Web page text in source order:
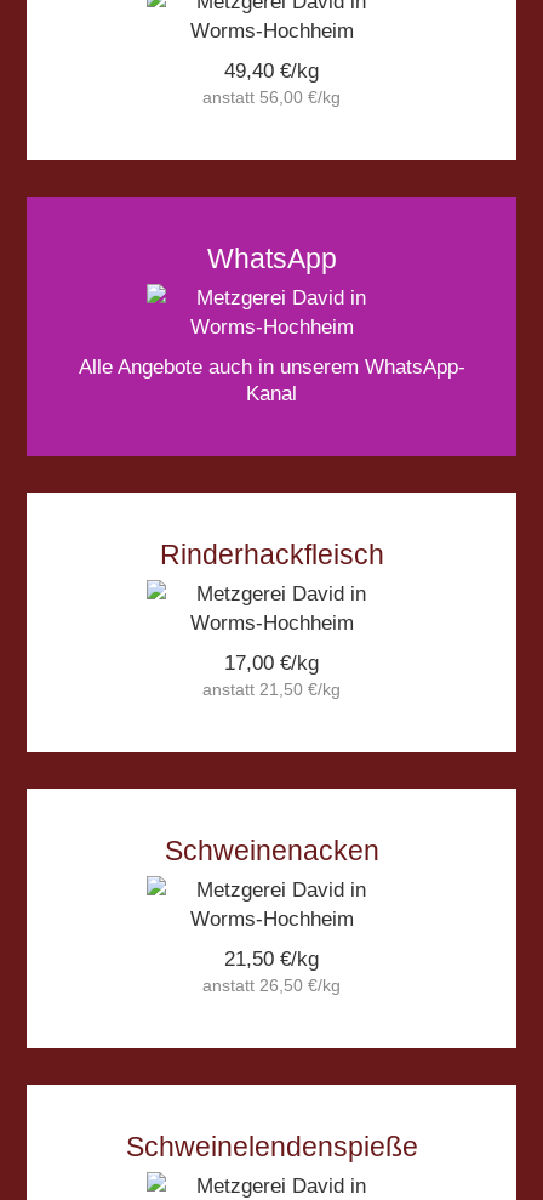
49,40 €/kg
anstatt 56,00 €/kg
WhatsApp
Alle Ange­bote auch in unse­rem Whats­App-
Kanal
Rinder­hack­fleisch
17,00 €/kg
anstatt 21,50 €/kg
Schweine­nacken
21,50 €/kg
anstatt 26,50 €/kg
Schweine­lenden­spieße